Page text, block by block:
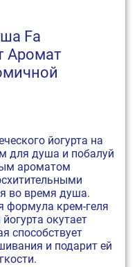
Fa
Аромат
йогурта на
для душа и побалуй
ароматом
во время душа.
крем-геля
окутает
способствует
и подарит ей